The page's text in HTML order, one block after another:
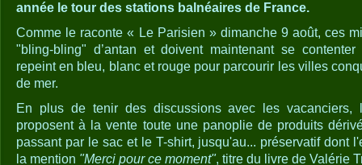
année le tour des stations balnéaires de France.
Comme le raconte « Le Parisien » dimanche 9 août, ces
"bling-bling" d’antan et doivent maintenant se
repeint en bleu, blanc et rouge pour parcourir les villes
de mer.
En plus de tenir des discussions avec les vacanciers,
proposent à la vente toute une panoplie de produits
passant par le sac et le T-shirt, jusqu'au... préservatif dont
la mention "Merci pour ce moment", titre du livre de Valérie